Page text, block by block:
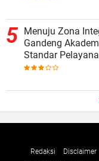
Menuju Zona
Gandeng
Standar
Redaksi Disclaimer